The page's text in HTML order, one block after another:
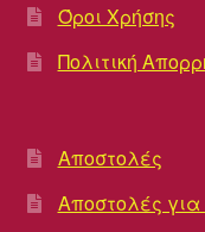
Όροι Χρήσης
Πολιτική
Αποστολές
Αποστολές